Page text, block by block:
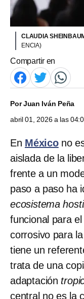
CLAUDIA
ENCIA)
Compartir en
PorJuan Iván Peña
abril 01, 2026 a las
En México no
aislada de la
frente a un
paso a paso ha
ecosistema
funcional para
corrosivo para
tiene un
trata de una
adaptación
central no es la